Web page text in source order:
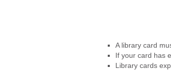
A library card
If your card has
Library cards